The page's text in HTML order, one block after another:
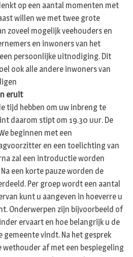
op een aantal momenten met
willen we met twee grote
zoveel mogelijk veehouders en
en inwoners van het
persoonlijke uitnodiging. Dit
ook alle andere inwoners van
eruit
tijd hebben om uw inbreng te
daarom stipt om 19.30 uur. De
beginnen met een
en een toelichting van
zal een introductie worden
een korte pauze worden de
Per groep wordt een aantal
kunt u aangeven in hoeverre u
Onderwerpen zijn bijvoorbeeld of
ervaart en hoe belangrijk u de
vindt. Na het gesprek
af met een bespiegeling